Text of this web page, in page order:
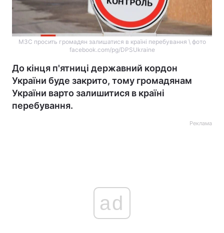
МЗС просить громадян залишатися в країні перебування \ фото
facebook.com/pg/DPSUkraine
До кінця п'ятниці державний кордон
України буде закрито, тому громадянам
України варто залишитися в країні
перебування.
Реклама
ad